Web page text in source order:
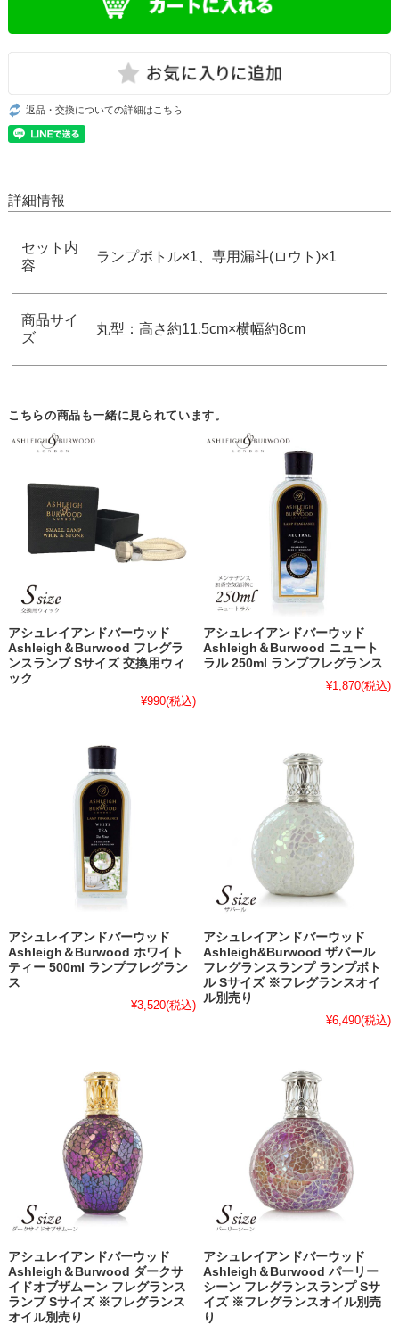
返品・交換についての詳細はこちら
詳細情報
セット内
容
ランプボトル×1、専用漏斗(ロウト)×1
商品サイ
ズ
丸型：高さ約11.5cm×横幅約8cm
こちらの商品も一緒に見られています。
アシュレイアンドバーウッド
Ashleigh＆Burwood フレグラ
ンスランプ Sサイズ 交換用ウィ
ック
¥990(税込)
アシュレイアンドバーウッド
Ashleigh＆Burwood ニュート
ラル 250ml ランプフレグランス
¥1,870(税込)
アシュレイアンドバーウッド
Ashleigh＆Burwood ホワイト
ティー 500ml ランプフレグラン
ス
¥3,520(税込)
アシュレイアンドバーウッド
Ashleigh&Burwood ザパール
フレグランスランプ ランプボト
ル Sサイズ ※フレグランスオイ
ル別売り
¥6,490(税込)
アシュレイアンドバーウッド
Ashleigh＆Burwood ダークサ
イドオブザムーン フレグランス
ランプ Sサイズ ※フレグランス
オイル別売り
アシュレイアンドバーウッド
Ashleigh＆Burwood パーリー
シーン フレグランスランプ Sサ
イズ ※フレグランスオイル別売
り